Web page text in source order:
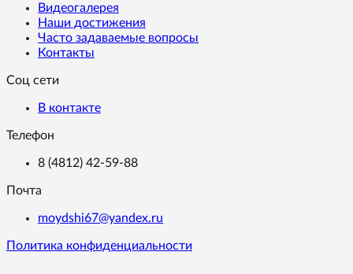
Видеогалерея
Наши достижения
Часто задаваемые вопросы
Контакты
Соц сети
В контакте
Телефон
8 (4812) 42-59-88
Почта
moydshi67@yandex.ru
Политика конфиденциальности